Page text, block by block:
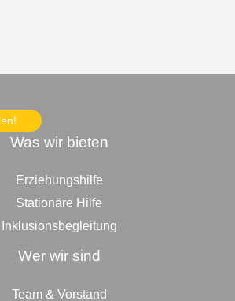
Was wir bieten
Erziehungshilfe
Stationäre Hilfe
Inklusionsbegleitung
Wer wir sind
Team & Vorstand